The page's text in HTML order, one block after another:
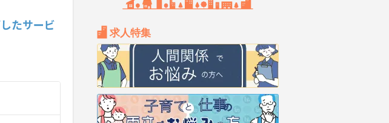
求人特集
たサービ